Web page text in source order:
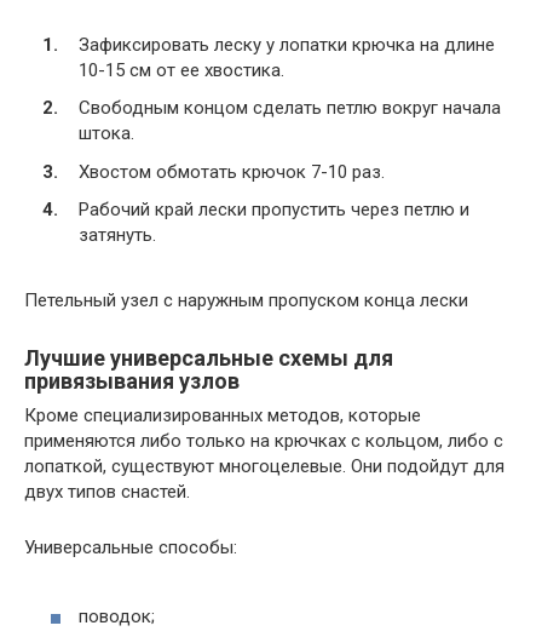
Зафиксировать леску у лопатки крючка на длине
10-15 см от ее хвостика.
Свободным концом сделать петлю вокруг начала
штока.
Хвостом обмотать крючок 7-10 раз.
Рабочий край лески пропустить через петлю и
затянуть.
Петельный узел с наружным пропуском конца лески
Лучшие универсальные схемы для
привязывания узлов
Кроме специализированных методов, которые
применяются либо только на крючках с кольцом, либо с
лопаткой, существуют многоцелевые. Они подойдут для
двух типов снастей.
Универсальные способы:
поводок;